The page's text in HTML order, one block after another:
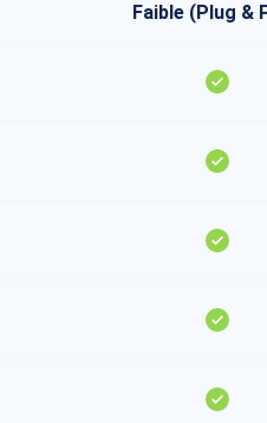
Faible (Plug &